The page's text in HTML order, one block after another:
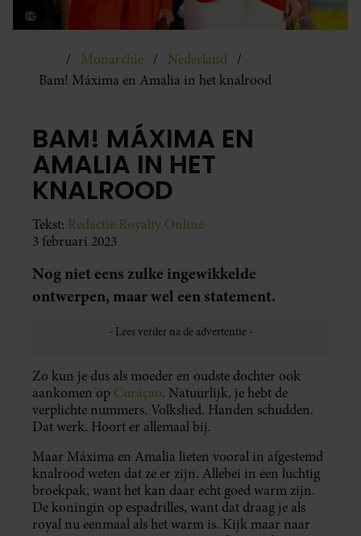
Monarchie
Nederland
Bam! Máxima en Amalia in het knalrood
BAM! MÁXIMA EN
AMALIA IN HET
KNALROOD
Tekst: Redactie Royalty Online
3 februari 2023
Nog niet eens zulke ingewikkelde
ontwerpen, maar wel een statement.
Zo kun je dus als moeder en oudste dochter ook
aankomen op Curaçao. Natuurlijk, je hebt de
verplichte nummers. Volkslied. Handen schudden.
Dat werk. Hoort er allemaal bij.
Maar Máxima en Amalia lieten vooral in afgestemd
knalrood weten dat ze er zijn. Allebei in een luchtig
broekpak, want het kan daar echt goed warm zijn.
De koningin op espadrilles, want dat draag je als
royal nu eenmaal als het warm is. Kijk maar naar